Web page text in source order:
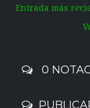
Entrada más
0